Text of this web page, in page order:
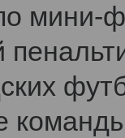
мини-